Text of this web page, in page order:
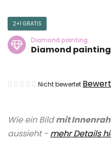
Wie ein Bildmit
aussieht - mehr Details
2+1 GRATIS
Diamond painting
Diamond
Die
ist
0,0
Nicht bewertet